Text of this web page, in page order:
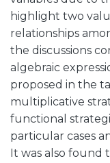
highlight two
relationships
the discussions
algebraic
proposed in the
multiplicative
functional
particular cases
It was also found